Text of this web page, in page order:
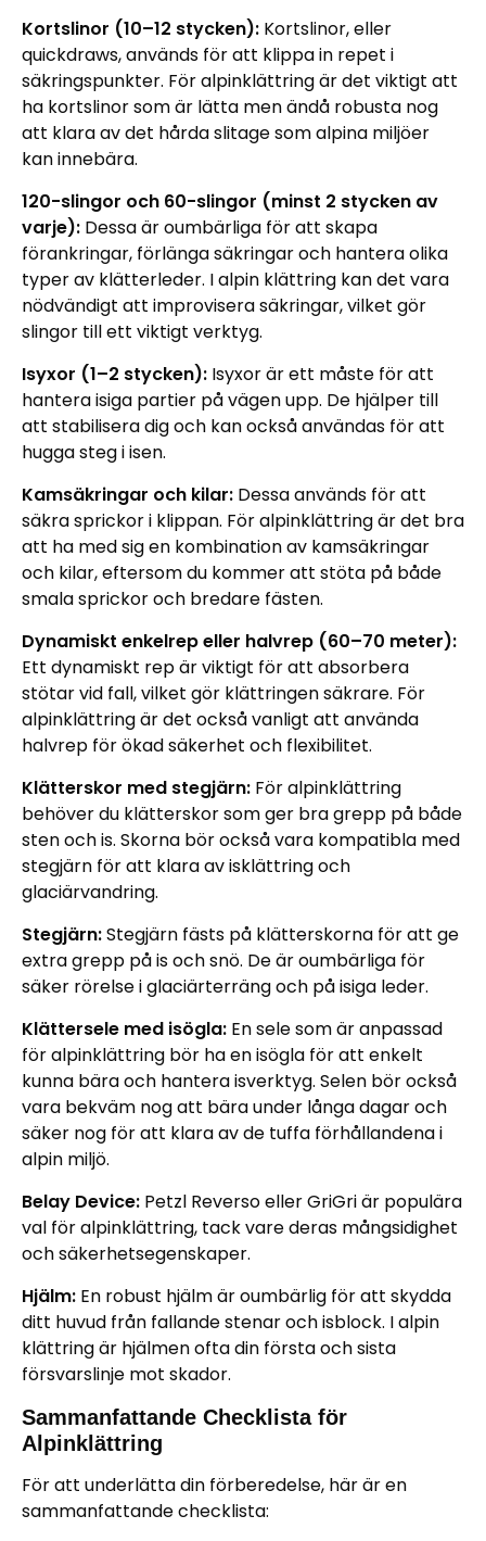
Kortslinor (10–12 stycken): Kortslinor, eller
quickdraws, används för att klippa in repet i
säkringspunkter. För alpinklättring är det viktigt att
ha kortslinor som är lätta men ändå robusta nog
att klara av det hårda slitage som alpina miljöer
kan innebära.
120-slingor och 60-slingor (minst 2 stycken av
varje): Dessa är oumbärliga för att skapa
förankringar, förlänga säkringar och hantera olika
typer av klätterleder. I alpin klättring kan det vara
nödvändigt att improvisera säkringar, vilket gör
slingor till ett viktigt verktyg.
Isyxor (1–2 stycken): Isyxor är ett måste för att
hantera isiga partier på vägen upp. De hjälper till
att stabilisera dig och kan också användas för att
hugga steg i isen.
Kamsäkringar och kilar: Dessa används för att
säkra sprickor i klippan. För alpinklättring är det bra
att ha med sig en kombination av kamsäkringar
och kilar, eftersom du kommer att stöta på både
smala sprickor och bredare fästen.
Dynamiskt enkelrep eller halvrep (60–70 meter):
Ett dynamiskt rep är viktigt för att absorbera
stötar vid fall, vilket gör klättringen säkrare. För
alpinklättring är det också vanligt att använda
halvrep för ökad säkerhet och flexibilitet.
Klätterskor med stegjärn: För alpinklättring
behöver du klätterskor som ger bra grepp på både
sten och is. Skorna bör också vara kompatibla med
stegjärn för att klara av isklättring och
glaciärvandring.
Stegjärn:Stegjärn fästs på klätterskorna för att ge
extra grepp på is och snö. De är oumbärliga för
säker rörelse i glaciärterräng och på isiga leder.
Klättersele med isögla: En sele som är anpassad
för alpinklättring bör ha en isögla för att enkelt
kunna bära och hantera isverktyg. Selen bör också
vara bekväm nog att bära under långa dagar och
säker nog för att klara av de tuffa förhållandena i
alpin miljö.
Belay Device: Petzl Reverso eller GriGri är populära
val för alpinklättring, tack vare deras mångsidighet
och säkerhetsegenskaper.
Hjälm: En robust hjälm är oumbärlig för att skydda
ditt huvud från fallande stenar och isblock. I alpin
klättring är hjälmen ofta din första och sista
försvarslinje mot skador.
Sammanfattande Checklista för
Alpinklättring
För att underlätta din förberedelse, här är en
sammanfattande checklista: